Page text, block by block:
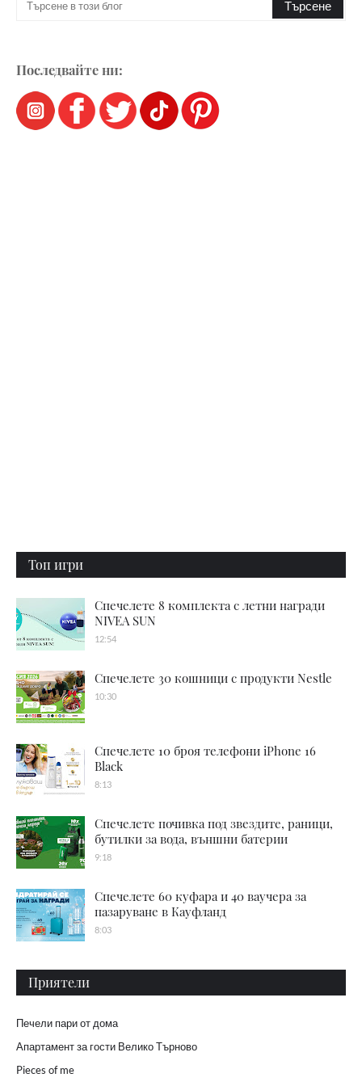
Последвайте ни:
Топ игри
Спечелете 8 комплекта с летни награди
NIVEA SUN
12:54
Спечелете 30 кошници с продукти Nestle
10:30
Спечелете 10 броя телефони iPhone 16
Black
8:13
Спечелете почивка под звездите, раници,
бутилки за вода, външни батерии
9:18
Спечелете 60 куфара и 40 ваучера за
пазаруване в Кауфланд
8:03
Приятели
Печели пари от дома
Апартамент за гости Велико Търново
Pieces of me